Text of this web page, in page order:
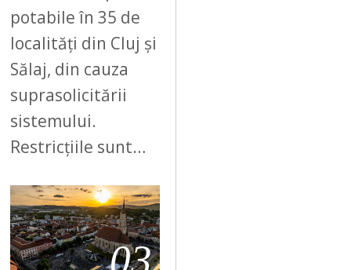
potabile în 35 de
localități din Cluj și
Sălaj, din cauza
suprasolicitării
sistemului.
Restricțiile sunt…
03